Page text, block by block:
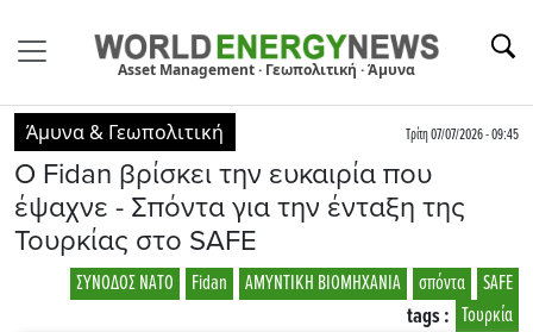
Asset Management · Γεωπολιτική · Άμυνα
Άμυνα & Γεωπολιτική Τρίτη 07/07/2026 - 09:45
O Fidan βρίσκει την ευκαιρία που
έψαχνε - Σπόντα για την ένταξη της
Τουρκίας στο SAFE
SAFE
σπόντα
ΑΜΥΝΤΙΚΗ ΒΙΟΜΗΧΑΝΙΑ
Fidan
ΣΥΝΟΔΟΣ ΝΑΤΟ
Τουρκία
tags :